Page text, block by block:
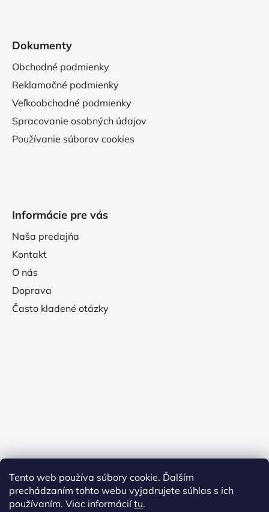
Tento web používa súbory cookie. Ďalším
prechádzaním tohto webu vyjadrujete súhlas s ich
používaním. Viac informáciítu.
Dokumenty
Obchodné podmienky
Reklamačné podmienky
Veľkoobchodné podmienky
Spracovanie osobných údajov
Používanie súborov cookies
Informácie pre vás
Naša predajňa
Kontakt
O nás
Doprava
Často kladené otázky